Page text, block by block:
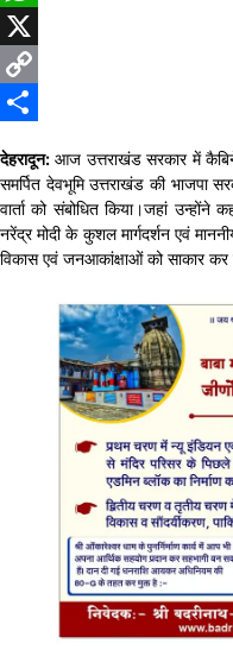
WhatsApp
X
Copy
देहरादून: आज उत्तराखंड सरकार में
समर्पित देवभूमि उत्तराखंड की भाजपा
वार्ता को संबोधित किया।जहां उन्होंने
नरेंद्र मोदी के कुशल मार्गदर्शन एवं
विकास एवं जनआकांक्षाओं को साकार